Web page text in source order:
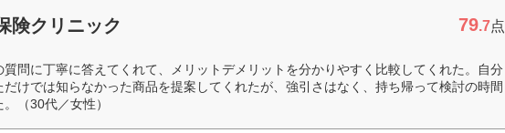
険クリニック 79.7点
質問に丁寧に答えてくれて、メリットデメリットを分かりやすく比較してくれた。自分
だけでは知らなかった商品を提案してくれたが、強引さはなく、持ち帰って検討の時間
（30代／女性）